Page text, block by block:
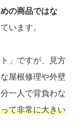
の商品ではな
います。
」ですが、見方
屋根修理や外壁
一人で背負わな
て非常に大きい